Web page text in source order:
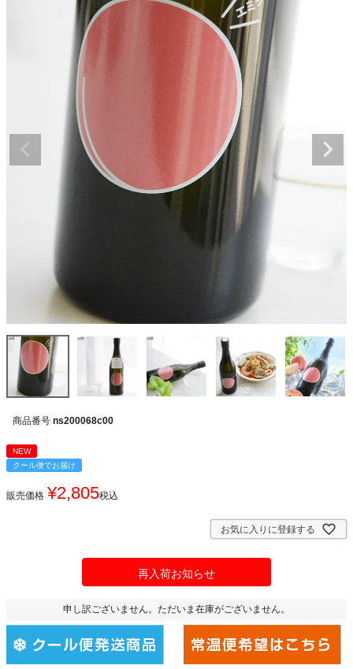
商品番号 ns200068c00
NEW
クール便でお届け
販売価格 ¥2,805税込
お気に入りに登録する
再入荷お知らせ
申し訳ございません。ただいま在庫がございません。